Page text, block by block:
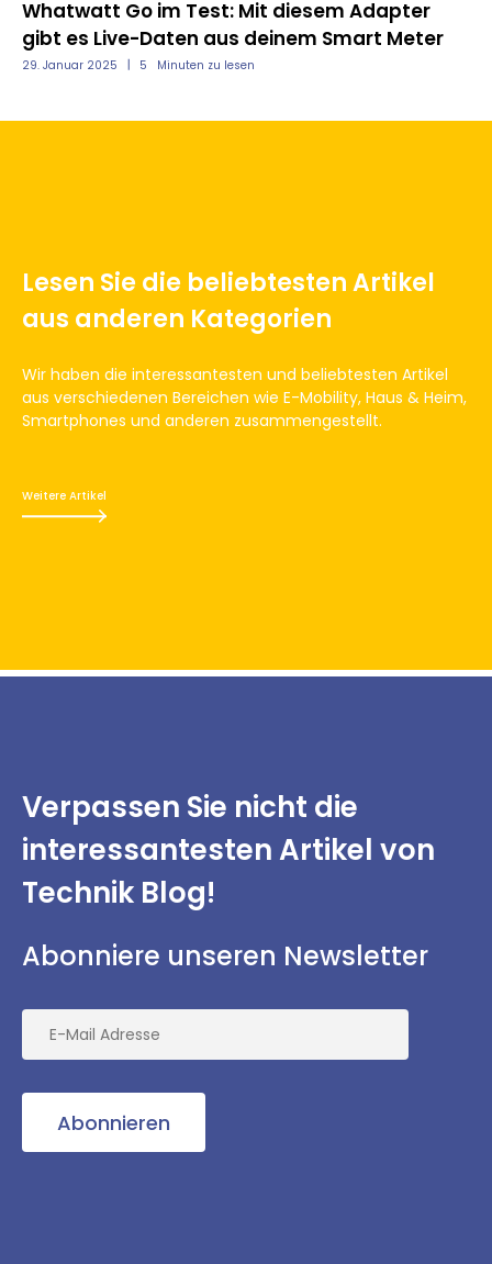
Lesen Sie die beliebtesten Artikel
aus anderen Kategorien
Wir haben die interessantesten und beliebtesten Artikel
aus verschiedenen Bereichen wie E-Mobility, Haus & Heim,
Smartphones und anderen zusammengestellt.
Weitere Artikel
Whatwatt Go im Test: Mit diesem Adapter
gibt es Live-Daten aus deinem Smart Meter
29. Januar 2025 5 Minuten zu lesen
Verpassen Sie nicht die
interessantestenArtikel von
Technik Blog!
Abonniere unseren Newsletter
Abonnieren